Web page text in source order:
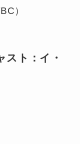
）
スト：イ・